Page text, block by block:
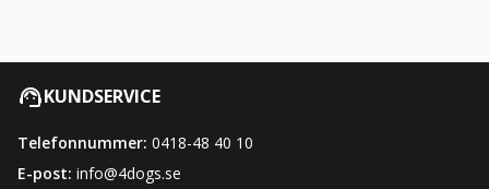
KUNDSERVICE
Telefonnummer: 0418-48 40 10
E-post: info@4dogs.se